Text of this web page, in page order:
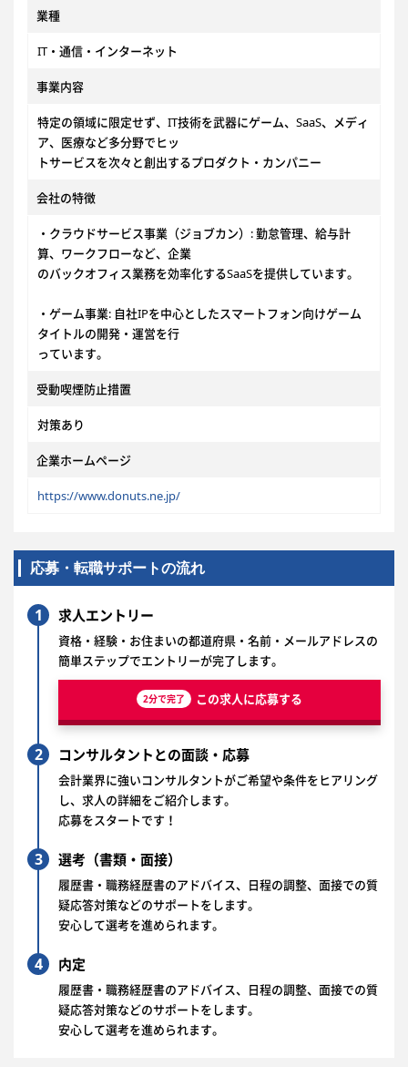
業種
IT・通信・インターネット
事業内容
特定の領域に限定せず、IT技術を武器にゲーム、SaaS、メディ
ア、医療など多分野でヒッ
トサービスを次々と創出するプロダクト・カンパニー
会社の特徴
・クラウドサービス事業（ジョブカン）: 勤怠管理、給与計
算、ワークフローなど、企業
のバックオフィス業務を効率化するSaaSを提供しています。
・ゲーム事業: 自社IPを中心としたスマートフォン向けゲーム
タイトルの開発・運営を行
っています。
受動喫煙防止措置
対策あり
企業ホームページ
https://www.donuts.ne.jp/
応募・転職サポートの流れ
1 求人エントリー
資格・経験・お住まいの都道府県・名前・メールアドレスの
簡単ステップでエントリーが完了します。
2分で完了 この求人に応募する
2 コンサルタントとの面談・応募
会計業界に強いコンサルタントがご希望や条件をヒアリング
し、求人の詳細をご紹介します。
応募をスタートです！
3 選考（書類・面接）
履歴書・職務経歴書のアドバイス、日程の調整、面接での質
疑応答対策などのサポートをします。
安心して選考を進められます。
4 内定
履歴書・職務経歴書のアドバイス、日程の調整、面接での質
疑応答対策などのサポートをします。
安心して選考を進められます。